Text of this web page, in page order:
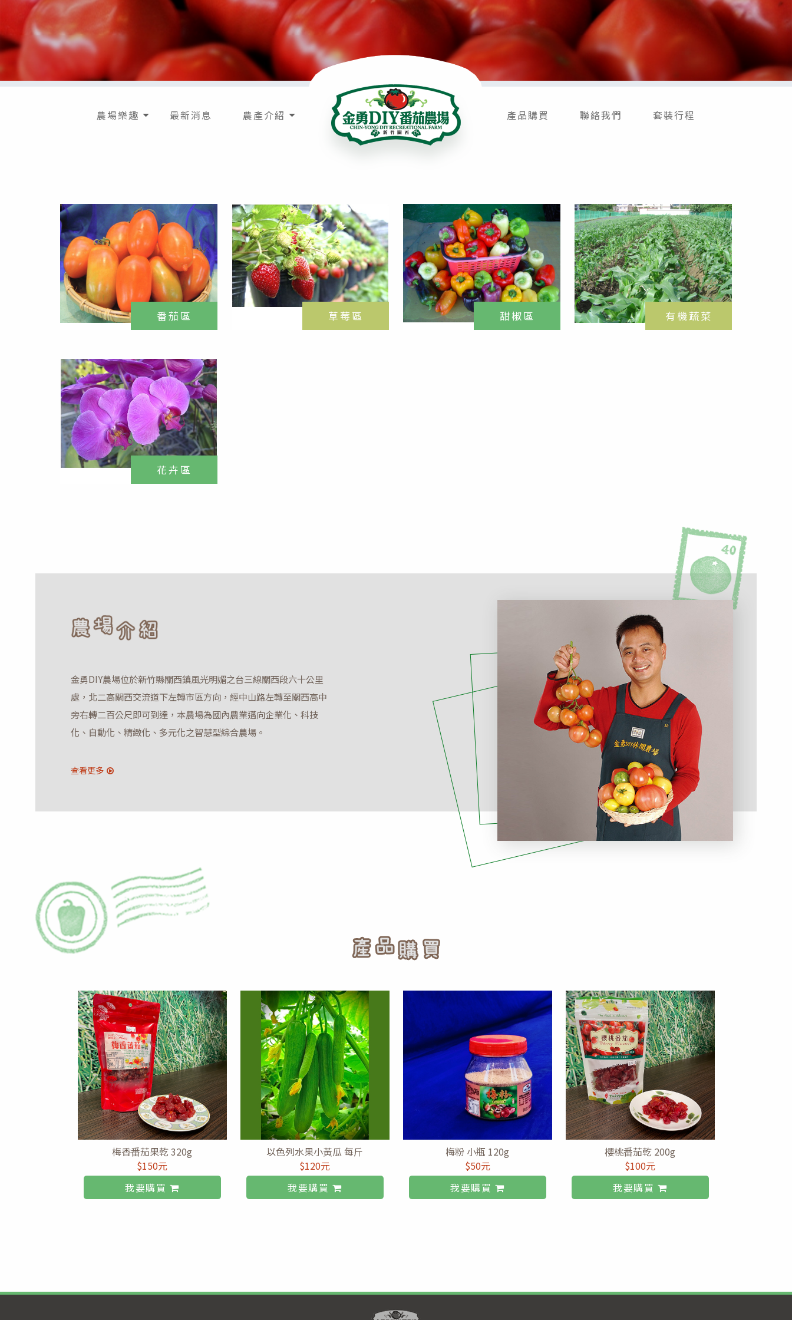
農場樂趣 最新消息 農產介紹 產品購買 聯絡我們 套裝行程
番茄區 草莓區 甜椒區 有機蔬菜
花卉區
金勇DIY農場位於新竹縣關西鎮風光明媚之台三線關西段六十公里
處，北二高關西交流道下左轉市區方向，經中山路左轉至關西高中
旁右轉二百公尺即可到達，本農場為國內農業邁向企業化、科技
化、自動化、精緻化、多元化之智慧型綜合農場。
查看更多
梅香番茄果乾 320g
$150元
我要購買
以色列水果小黃瓜 每斤
$120元
我要購買
梅粉 小瓶 120g
$50元
我要購買
櫻桃番茄乾 200g
$100元
我要購買